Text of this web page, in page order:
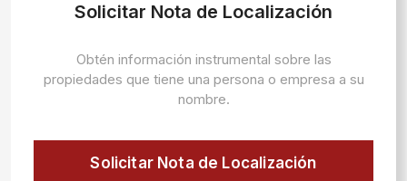
Solicitar Nota de Localización
Obtén información instrumental sobre las
propiedades que tiene una persona o empresa a su
nombre.
Solicitar Nota de Localización